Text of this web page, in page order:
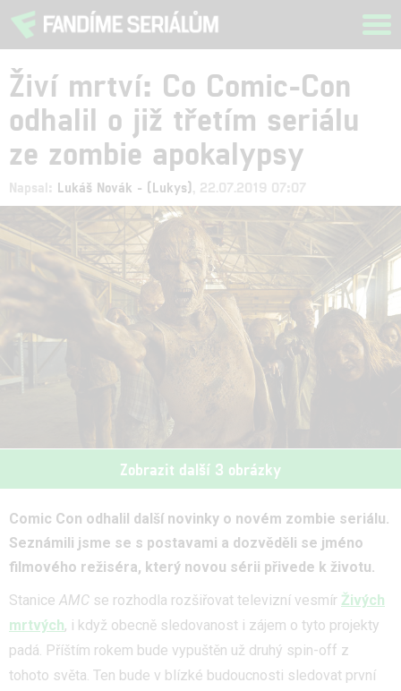
Živí mrtví: Co Comic-Con
odhalil o již třetím seriálu
ze zombie apokalypsy
Napsal: Lukáš Novák - (Lukys) , 22.07.2019 07:07
Zobrazit další 3 obrázky
Comic Con odhalil další novinky o novém zombie seriálu.
Seznámili jsme se s postavami a dozvěděli se jméno
filmového režiséra, který novou sérii přivede k životu.
Stanice AMC se rozhodla rozšiřovat televizní vesmír Živých
mrtvých, i když obecně sledovanost i zájem o tyto projekty
padá. Příštím rokem bude vypuštěn už druhý spin-off z
tohoto světa. Ten bude v blízké budoucnosti sledovat první